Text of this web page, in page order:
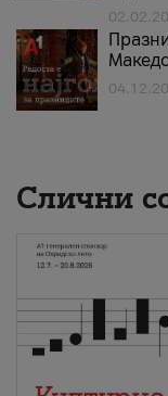
Слични